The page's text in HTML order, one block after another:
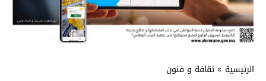
الرئيسية » ثقافة و فنون